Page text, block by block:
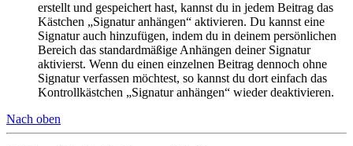
erstellt und gespeichert hast, kannst du in jedem Beitrag das
Kästchen „Signatur anhängen“ aktivieren. Du kannst eine
Signatur auch hinzufügen, indem du in deinem persönlichen
Bereich das standardmäßige Anhängen deiner Signatur
aktivierst. Wenn du einen einzelnen Beitrag dennoch ohne
Signatur verfassen möchtest, so kannst du dort einfach das
Kontrollkästchen „Signatur anhängen“ wieder deaktivieren.
Nach oben